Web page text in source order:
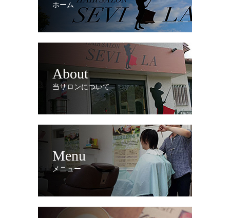
ホーム
About
当サロンについて
Menu
メニュー